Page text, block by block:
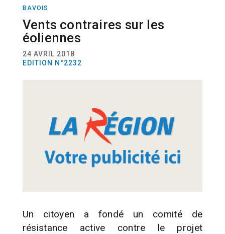
BAVOIS
Vents contraires sur les
éoliennes
24 AVRIL 2018
EDITION N°2232
Un citoyen a fondé un comité de
résistance active contre le projet